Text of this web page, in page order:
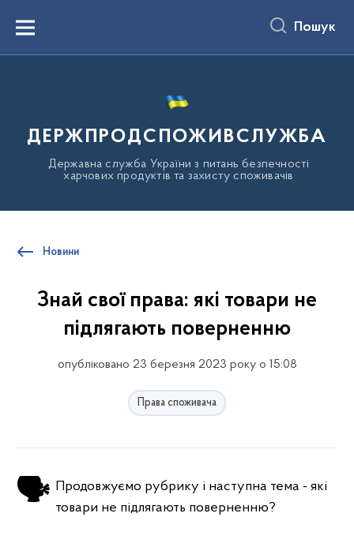
вмістуMenu Пошук
ДЕРЖПРОДСПОЖИВСЛУЖБА
Державна служба України з питань безпечності
харчових продуктів та захисту споживачів
Новини
Знай свої права: які товари не
підлягають поверненню
опубліковано 23 березня 2023 року о 15:08
Права споживача
🗣Продовжуємо рубрику і наступна тема - які товари не підлягають поверненню?